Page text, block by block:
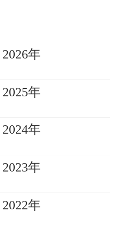
2026年
2025年
2024年
2023年
2022年